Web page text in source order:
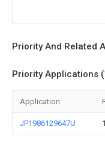
Priority And Related
Priority Applications
Application
JP1986129647U